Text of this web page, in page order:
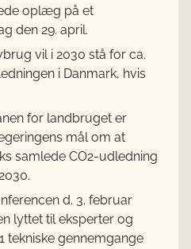
oplæg på et
den 29. april.
vil i 2030 stå for ca.
i Danmark, hvis
for landbruget er
mål om at
samlede CO2-udledning
d. 3. februar
lyttet til eksperter og
tekniske gennemgange